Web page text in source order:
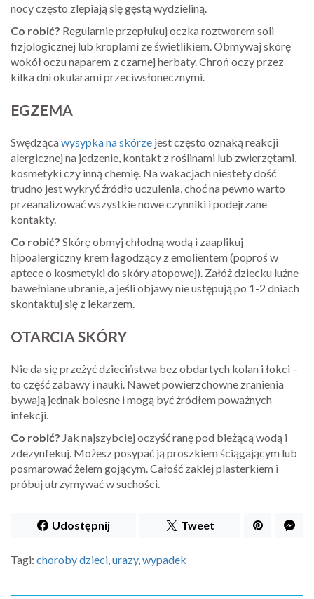
nocy często zlepiają się gęstą wydzieliną.
Co robić? Regularnie przepłukuj oczka roztworem soli
fizjologicznej lub kroplami ze świetlikiem. Obmywaj skórę
wokół oczu naparem z czarnej herbaty. Chroń oczy przez
kilka dni okularami przeciwsłonecznymi.
EGZEMA
Swędzącawysypka na skórze jest często oznaką reakcji
alergicznej na jedzenie, kontakt z roślinami lub zwierzętami,
kosmetyki czy inną chemię. Na wakacjach niestety dość
trudno jest wykryć źródło uczulenia, choć na pewno warto
przeanalizować wszystkie nowe czynniki i podejrzane
kontakty.
Co robić? Skórę obmyj chłodną wodą i zaaplikuj
hipoalergiczny krem łagodzący z emolientem (poproś w
aptece o kosmetyki do skóry atopowej). Załóż dziecku luźne
bawełniane ubranie, a jeśli objawy nie ustępują po 1-2 dniach
skontaktuj się z lekarzem.
OTARCIA SKÓRY
Nie da się przeżyć dzieciństwa bez obdartych kolan i łokci –
to część zabawy i nauki. Nawet powierzchowne zranienia
bywają jednak bolesne i mogą być źródłem poważnych
infekcji.
Co robić? Jak najszybciej oczyść ranę pod bieżącą wodą i
zdezynfekuj. Możesz posypać ją proszkiem ściągającym lub
posmarować żelem gojącym. Całość zaklej plasterkiem i
próbuj utrzymywać w suchości.
Udostępnij Tweet
Tagi: choroby dzieci urazy, wypadek